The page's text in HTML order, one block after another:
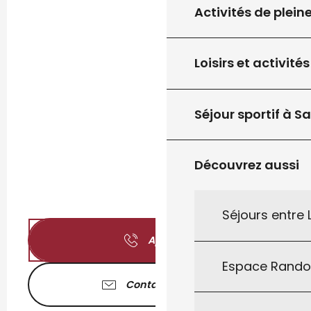
Activités de
Loisirs et activités
Séjour sportif à
Découvrez aussi
Séjours entre
Espace
Appeler
Contactez-nous